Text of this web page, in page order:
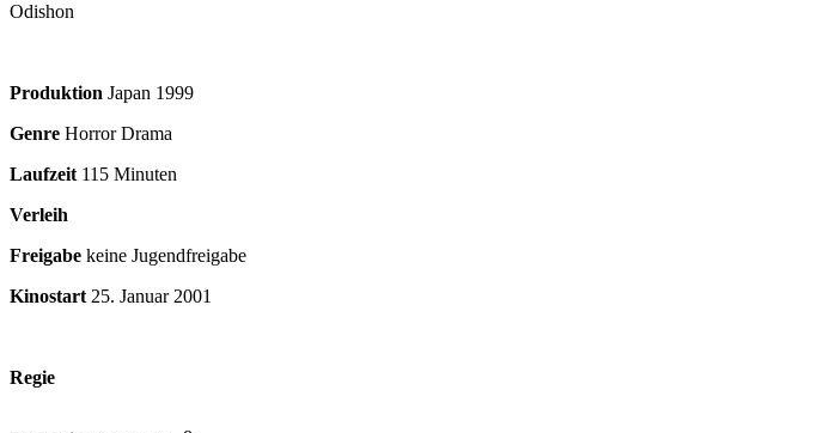
Odishon
Produktion Japan 1999
Genre Horror Drama
Laufzeit115 Minuten
Verleih
Freigabe keine Jugendfreigabe
Kinostart 25. Januar 2001
Regie